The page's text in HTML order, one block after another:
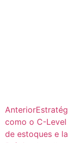
Anterior
como o C-
de estoques e